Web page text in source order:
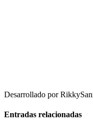
Desarrollado por
Entradas relacionadas